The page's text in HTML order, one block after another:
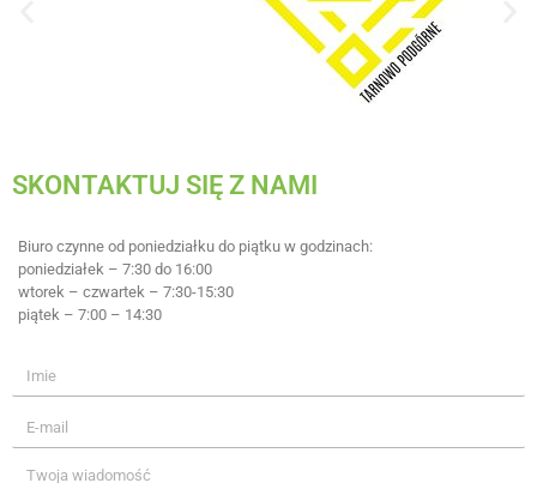
SKONTAKTUJ SIĘ Z NAMI
Biuro czynne od poniedziałku do piątku w godzinach:
poniedziałek – 7:30 do 16:00
wtorek – czwartek – 7:30-15:30
piątek – 7:00 – 14:30